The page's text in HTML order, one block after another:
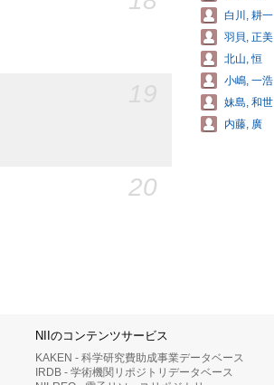
20
白川, 耕一
羽貝, 正美
北山, 恒
小嶋, 一浩
妹島, 和世
内藤, 廣
NIIのコンテンツサービス
KAKEN - 科学研究費助成事業データベース
IRDB - 学術機関リポジトリデータベース